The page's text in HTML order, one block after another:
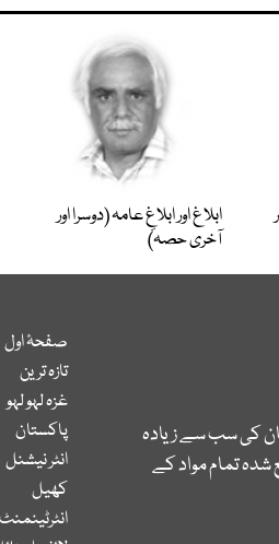
ابلاغ اور ابلاغِ عامہ (دوسرا اور
آخری حصہ)
کی سب سے زیادہ
تمام مواد کے
صفحۂ اول
تازہ ترین
غزہ لہو لہو
پاکستان
انٹر نیشنل
کھیل
انٹرٹینمنٹ